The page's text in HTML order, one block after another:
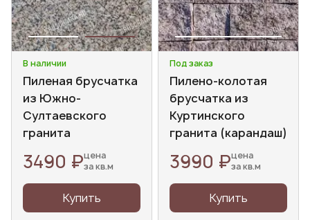
В наличии
Пиленая брусчатка
из Южно-
Султаевского
гранита
3490 ₽цена
за кв.м
Купить
Под заказ
Пилено-колотая
брусчатка из
Куртинского
гранита (карандаш)
3990 ₽цена
за кв.м
Купить